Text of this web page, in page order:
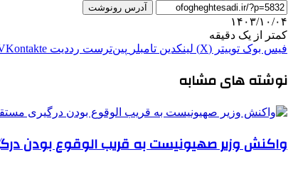
آدرس رونوشت
۱۴۰۳/۱۰/۰۴
کمتر از یک دقیقه
فیس بوک توییتر (X) لینکدین ‫تامبلر ‫پین‌ترست ‫رددیت
نوشته های مشابه
واکنش وزیر صهیونیست به قریب الوقوع بودن